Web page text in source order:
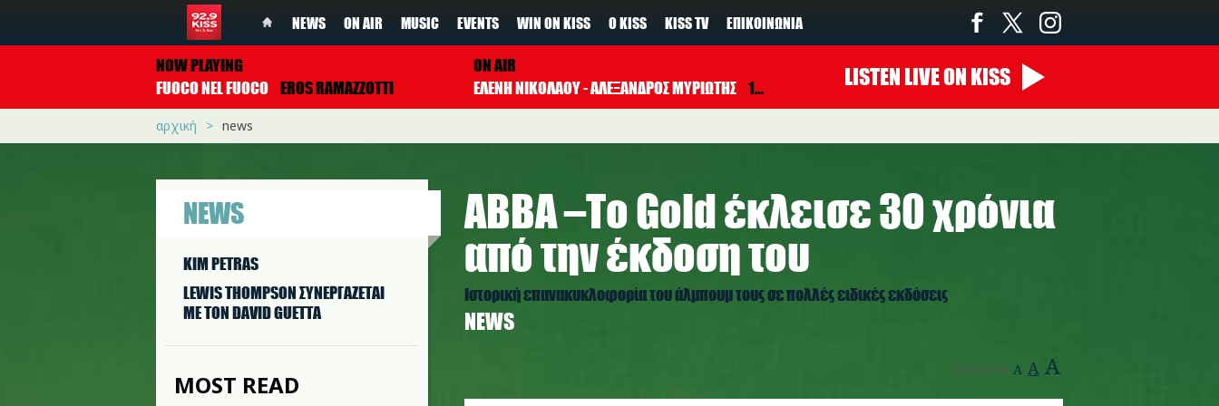
NEWS ON AIR MUSIC EVENTS WIN ON KISS Ο KISS KISS TV ΕΠΙΚΟΙΝΩΝΊΑ
NOW PLAYING
FUOCO NEL FUOCO EROS RAMAZZOTTI
ON AIR
ΕΛΕΝΗ ΝΙΚΟΛΑΟΥ - ΑΛΕΞΑΝΔΡΟΣ ΜΥΡΙΩΤΗΣ 17:00 - 19:00 LISTEN LIVEON KISS
αρχική news
NEWS
KIM PETRAS
LEWIS THOMPSON ΣΥΝΕΡΓAΖΕΤΑΙ
ΜΕ ΤΟΝ DAVID GUETTA
MOST READ
ΑΒΒΑ –Το Gold έκλεισε 30 χρόνια
από την έκδοση του
Ιστορική επανακυκλοφορία του άλμπουμ τους σε πολλές ειδικές εκδόσεις
NEWS
Text Size: A A A
abba_gold.jpg